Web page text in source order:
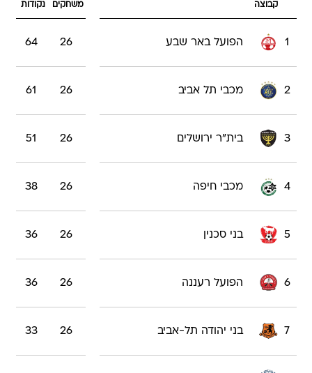
קבוצה משחקים נקודות
1 הפועל באר שבע 26
64
2 מכבי תל אביב 26
61
3 בית"ר ירושלים 26
51
4 מכבי חיפה 26
38
5 בני סכנין 26
36
6 הפועל רעננה 26
36
7 בני יהודה תל-אביב 26
33